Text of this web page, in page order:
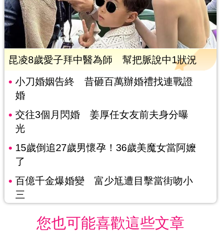
昆凌8歲愛子拜中醫為師 幫把脈說中1狀況
小刀婚姻告終 昔砸百萬辦婚禮找連戰證
婚
交往3個月閃婚 姜厚任女友前夫身分曝
光
15歲倒追27歲男懷孕！36歲美魔女當阿嬤
了
百億千金爆婚變 富少尪遭目擊當街吻小
三
您也可能喜歡這些文章